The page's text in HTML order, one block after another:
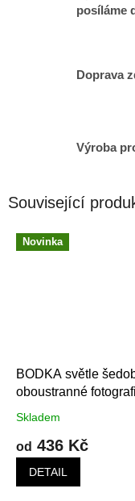
posíláme
Doprava
Výroba
Související
Novinka
BODKA světle
oboustranné
Skladem
od 436 Kč
DETAIL